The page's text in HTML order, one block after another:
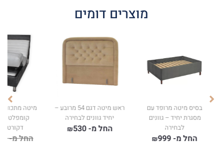
מוצרים דומים
בסיס מיטה מרופד עם
מסגרת יחיד – גוונים
לבחירה
החל מ- ₪999
ראש מיטה דגם 54 מרובע –
יחיד גוונים לבחירה
החל מ- ₪530
מיטה
קומפלט
החל מ-